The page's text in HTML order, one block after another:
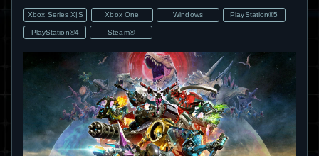
Xbox Series X|S Xbox One Windows PlayStation®5
PlayStation®4 Steam®